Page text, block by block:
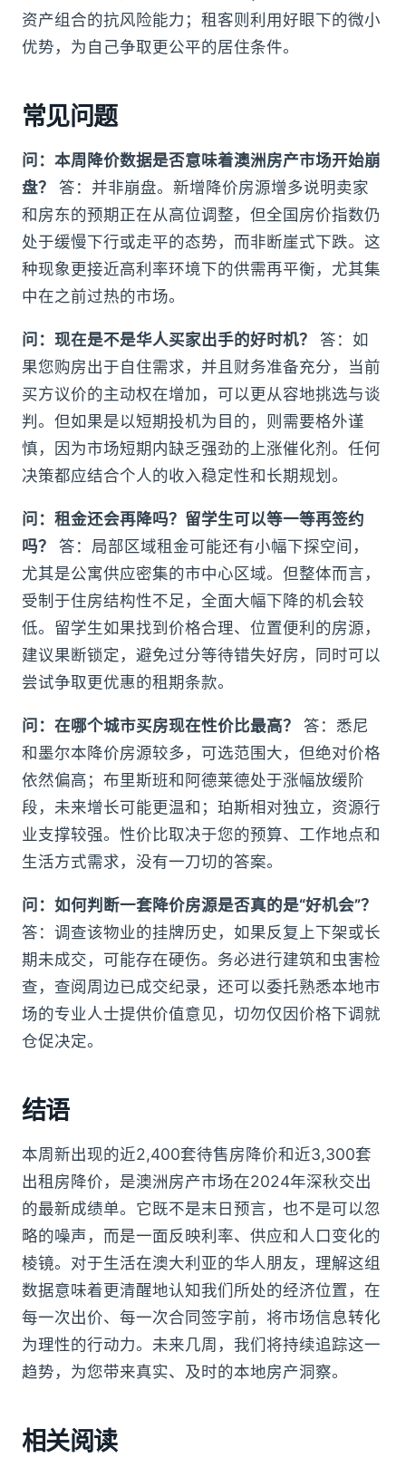
资产组合的抗风险能力；租客则利用好眼下的微小
优势，为自己争取更公平的居住条件。
常见问题
问：本周降价数据是否意味着澳洲房产市场开始崩
盘？
答：并非崩盘。新增降价房源增多说明卖家
和房东的预期正在从高位调整，但全国房价指数仍
处于缓慢下行或走平的态势，而非断崖式下跌。这
种现象更接近高利率环境下的供需再平衡，尤其集
中在之前过热的市场。
问：现在是不是华人买家出手的好时机？
答：如
果您购房出于自住需求，并且财务准备充分，当前
买方议价的主动权在增加，可以更从容地挑选与谈
判。但如果是以短期投机为目的，则需要格外谨
慎，因为市场短期内缺乏强劲的上涨催化剂。任何
决策都应结合个人的收入稳定性和长期规划。
问：租金还会再降吗？留学生可以等一等再签约
吗？
答：局部区域租金可能还有小幅下探空间，
尤其是公寓供应密集的市中心区域。但整体而言，
受制于住房结构性不足，全面大幅下降的机会较
低。留学生如果找到价格合理、位置便利的房源，
建议果断锁定，避免过分等待错失好房，同时可以
尝试争取更优惠的租期条款。
问：在哪个城市买房现在性价比最高？
答：悉尼
和墨尔本降价房源较多，可选范围大，但绝对价格
依然偏高；布里斯班和阿德莱德处于涨幅放缓阶
段，未来增长可能更温和；珀斯相对独立，资源行
业支撑较强。性价比取决于您的预算、工作地点和
生活方式需求，没有一刀切的答案。
问：如何判断一套降价房源是否真的是“好机会”？
答：调查该物业的挂牌历史，如果反复上下架或长
期未成交，可能存在硬伤。务必进行建筑和虫害检
查，查阅周边已成交纪录，还可以委托熟悉本地市
场的专业人士提供价值意见，切勿仅因价格下调就
仓促决定。
结语
本周新出现的近2,400套待售房降价和近3,300套
出租房降价，是澳洲房产市场在2024年深秋交出
的最新成绩单。它既不是末日预言，也不是可以忽
略的噪声，而是一面反映利率、供应和人口变化的
棱镜。对于生活在澳大利亚的华人朋友，理解这组
数据意味着更清醒地认知我们所处的经济位置，在
每一次出价、每一次合同签字前，将市场信息转化
为理性的行动力。未来几周，我们将持续追踪这一
趋势，为您带来真实、及时的本地房产洞察。
相关阅读